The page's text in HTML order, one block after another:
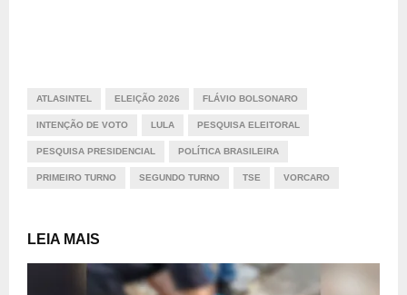
ATLASINTEL ELEIÇÃO 2026 FLÁVIO BOLSONARO
INTENÇÃO DE VOTO LULA PESQUISA ELEITORAL
PESQUISA PRESIDENCIAL POLÍTICA BRASILEIRA
PRIMEIRO TURNO SEGUNDO TURNO TSE VORCARO
LEIA MAIS